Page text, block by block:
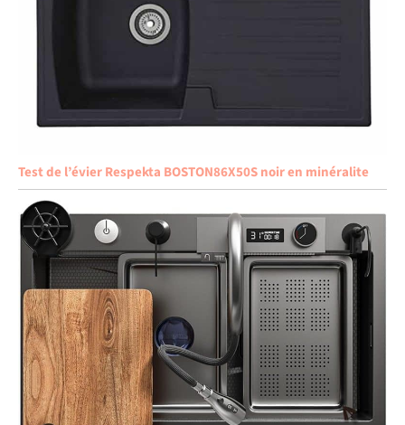
Test de l’évier Respekta BOSTON86X50S noir en minéralite